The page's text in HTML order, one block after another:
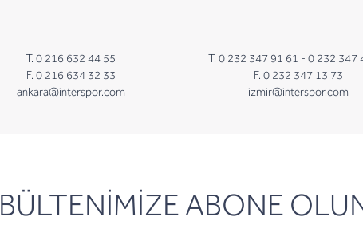
T. 0 216 632 44 55
F. 0 216 634 32 33
ankara@interspor.com
T. 0 232 347 91 61 - 0 232 347
F. 0 232 347 13 73
izmir@interspor.com
BÜLTENİMİZE ABONE
newsletter